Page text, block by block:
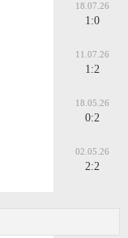
18.07.26
1:0
11.07.26
1:2
18.05.26
0:2
02.05.26
2:2